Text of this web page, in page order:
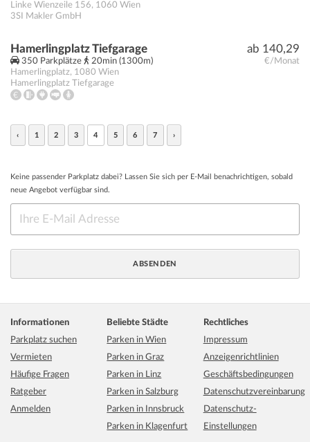
Linke Wienzeile 156, 1060 Wien
3SI Makler GmbH
ab 140,29
€/Monat
Hamerlingplatz Tiefgarage
350 Parkplätze
20min (1300m)
Hamerlingplatz, 1080 Wien
Hamerlingplatz Tiefgarage
‹ 1 2 3 4 5 6 7 ›
Keine passender Parkplatz dabei? Lassen Sie sich per E-Mail benachrichtigen, sobald
neue Angebot verfügbar sind.
Informationen
Parkplatz suchen
Vermieten
Häufige Fragen
Ratgeber
Anmelden
Beliebte Städte
Parken in Wien
Parken in Graz
Parken in Linz
Parken in Salzburg
Parken in Innsbruck
Parken in Klagenfurt
Rechtliches
Impressum
Anzeigenrichtlinien
Geschäftsbedingungen
Datenschutzvereinbarung
Datenschutz-
Einstellungen